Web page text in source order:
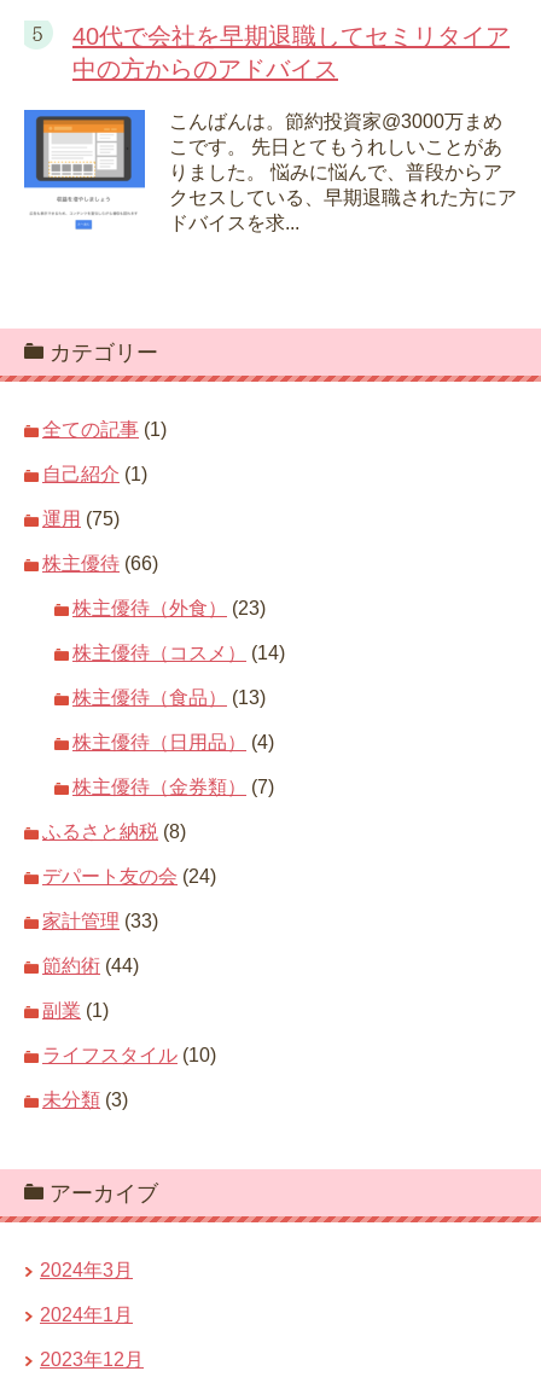
40代で会社を早期退職してセミリタイア
中の方からのアドバイス
こんばんは。節約投資家@3000万まめ
こです。 先日とてもうれしいことがあ
りました。 悩みに悩んで、普段からア
クセスしている、早期退職された方にア
ドバイスを求...
カテゴリー
全ての記事 (1)
自己紹介 (1)
運用 (75)
株主優待 (66)
株主優待（外食） (23)
株主優待（コスメ） (14)
株主優待（食品） (13)
株主優待（日用品） (4)
株主優待（金券類） (7)
ふるさと納税 (8)
デパート友の会 (24)
家計管理 (33)
節約術 (44)
副業 (1)
ライフスタイル (10)
未分類 (3)
アーカイブ
2024年3月
2024年1月
2023年12月